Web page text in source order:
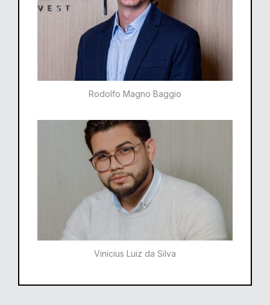
Rodolfo Magno Baggio​​
Vinicius Luiz da Silva